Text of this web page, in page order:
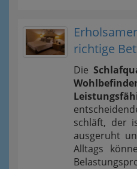
richtige
Die
schläft, der
ausgeruht
Alltags